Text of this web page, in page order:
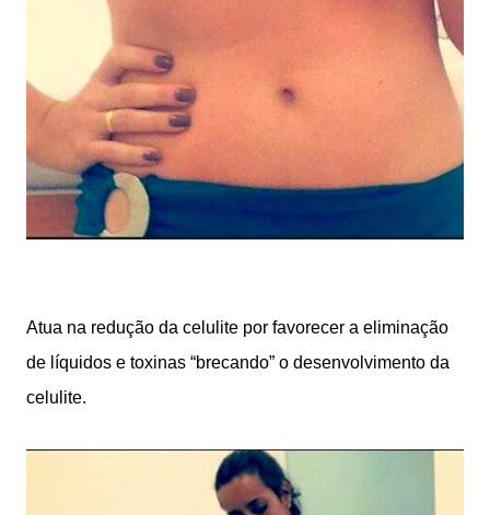
Atua na redução da celulite por favorecer a eliminação
de líquidos e toxinas “brecando” o desenvolvimento da
celulite.